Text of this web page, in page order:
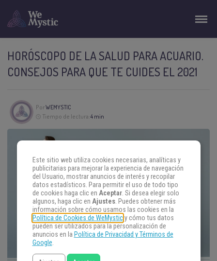
HORÓSCOPO DE LA SALUD PARA ACUARIO.
CONSEJOS PARA QUE TE CUIDES EL 2021
PorWEMYSTIC
Tiempo de lectura:4 min
Este sitio web utiliza cookies necesarias, analíticas y
publicitarias para mejorar la experiencia de navegación
del Usuario, mostrar anuncios de interés y recopilar
datos estadísticos. Para permitir el uso de todo tipo
de cookies haga clic en Aceptar. Si desea elegir solo
algunos, haga clic en Ajustes. Puedes obtener más
información sobre cómo usamos las cookies en la
Política de Cookies de WeMysticy cómo tus datos
pueden ser utilizados para la personalización de
anuncios en la Política de Privacidad y Términos de
Google.